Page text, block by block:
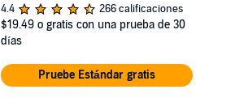
4.4
266 calificaciones
$19.49 o gratis con una prueba de 30
días
Pruebe Estándar gratis